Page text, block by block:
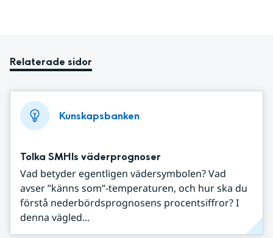
Relaterade sidor
Kunskapsbanken
Tolka SMHIs väderprognoser
Vad betyder egentligen vädersymbolen? Vad
avser ”känns som”-temperaturen, och hur ska du
förstå nederbördsprognosens procentsiffror? I
denna vägled...